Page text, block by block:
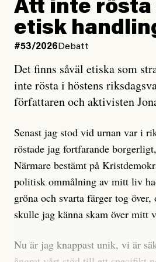
och då ska en efterforska diskret,
oro inom rörelsen.
Artikeln undersöker inte, som
är sant, vad som är rykten”, utan
ännu mer ryktesspridning. Det
misstänkta personen är en
får veta är att personen har
under åren, att den har raderat
sociala medier, att artikelns
på personens ekonomi och att
anonyma röster inom rörelsen
anses vara anledningar att titta
Att inte rösta
etisk
#53/2026 Debatt
Det finns såväl etiska som
inte rösta i höstens
författaren och aktivisten
Senast jag stod vid urnan var i
röstade jag fortfarande
Närmare bestämt på
politisk ommålning av mitt liv
gröna och svarta färger tog över,
skulle jag känna skam över mitt
Nu är jag knappast unik, vi är